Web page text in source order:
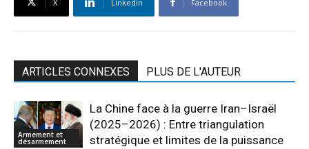
X Linkedin Facebook
ARTICLES CONNEXES PLUS DE L'AUTEUR
Armement et
désarmement
La Chine face à la guerre Iran–Israël
(2025–2026) : Entre triangulation
stratégique et limites de la puissance